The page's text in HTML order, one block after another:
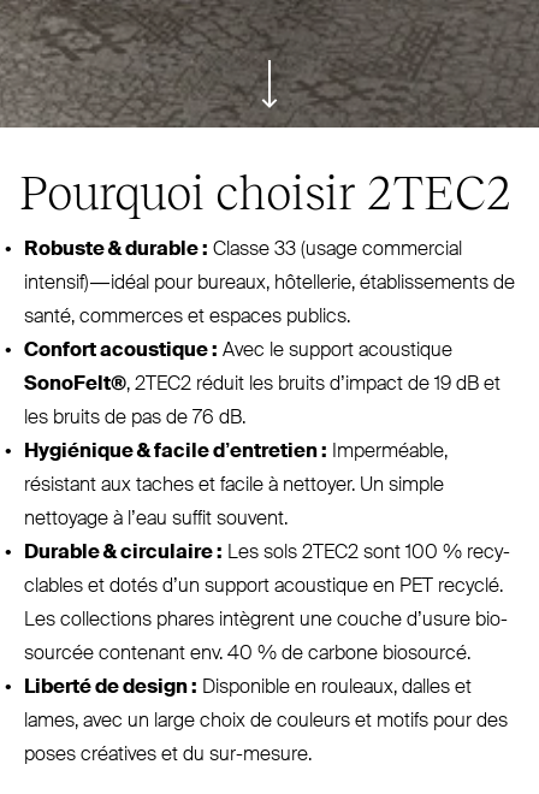
ui.scroll-down
Pourquoi choisir 2TEC2
Robuste&durable : Classe 33 (usage com­mercial
intensif) — idéal pour bureaux, hôtellerie, éta­blis­sements de
santé, commerces et espaces publics.
Confort acoustique : Avec le support acoustique
SonoFelt®, 2TEC2 réduit les bruits d’impact de 19 dB et
les bruits de pas de 76 dB.
Hygiénique&facile d’entretien : Imperméable,
résistant aux taches et facile à nettoyer. Un simple
nettoyage à l’eau suffit souvent.
Durable&cir­culaire : Les sols 2TEC2 sont 100 % recy­
clables et dotés d’un support acoustique en PET
recyclé.
Les col­lections phares intègrent une couche d’usure bio­
sourcée contenant env. 40 % de carbone biosourcé.
Liberté de design : Dis­ponible en rouleaux, dalles et
lames, avec un large choix de couleurs et motifs pour des
poses créatives et du sur-mesure.